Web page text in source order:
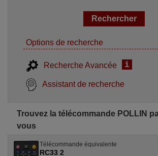
Options de recherche
Recherche Avancée i
Assistant de recherche
Trouvez la télécommande POLLIN
vous
Télécommande équivalente
RC33 2